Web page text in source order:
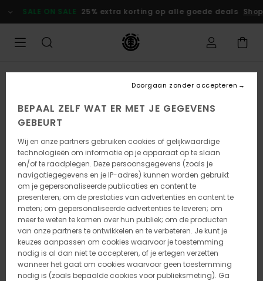
naar
Productinformatie
SALE ON SALE 25% extra korting op alle goede deals
BEPAAL ZELF WAT ER MET JE GEGEVENS
GEBEURT
Wij en onze partners gebruiken cookies of gelijkwaardige
technologieën om informatie op je apparaat op te slaan
en/of te raadplegen. Deze persoonsgegevens (zoals je
navigatiegegevens en je IP-adres) kunnen worden gebruikt
om je gepersonaliseerde publicaties en content te
presenteren; om de prestaties van advertenties en content te
meten; om gepersonaliseerde advertenties te leveren; om
meer te weten te komen over hun publiek; om de producten
van onze partners te ontwikkelen en te verbeteren. Je kunt je
keuzes aanpassen om cookies waarvoor je toestemming
nodig is al dan niet te accepteren, of je ertegen verzetten
wanneer het gaat om cookies waarvoor geen toestemming
nodig is (zoals bepaalde cookies voor publieksmeting). Ga
Doorgaan zonder accepteren